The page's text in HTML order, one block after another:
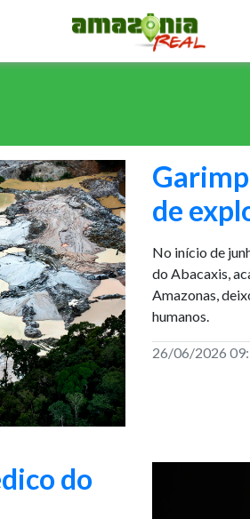
de
No início de
do Abacaxis,
Amazonas,
humanos.
26/06/2026
do